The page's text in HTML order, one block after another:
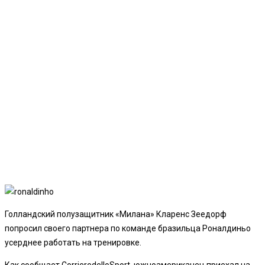
Голландский полузащитник «Милана» Кларенс Зеедорф
попросил своего партнера по команде бразильца Роналдиньо
усерднее работать на тренировке.